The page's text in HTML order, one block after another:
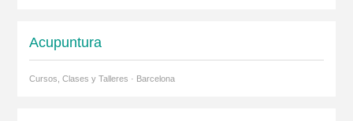
Acupuntura
Cursos, Clases y Talleres · Barcelona